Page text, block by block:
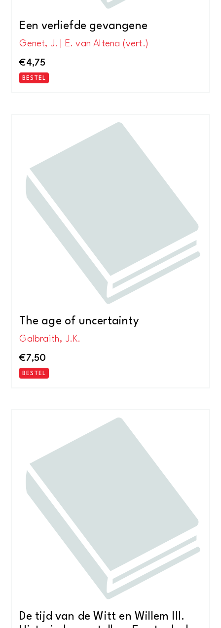
Een verliefde gevangene
Genet, J. | E. van Altena (vert.)
€4,75
BESTEL
The age of uncertainty
Galbraith, J.K.
€7,50
BESTEL
De tijd van de Witt en Willem III.